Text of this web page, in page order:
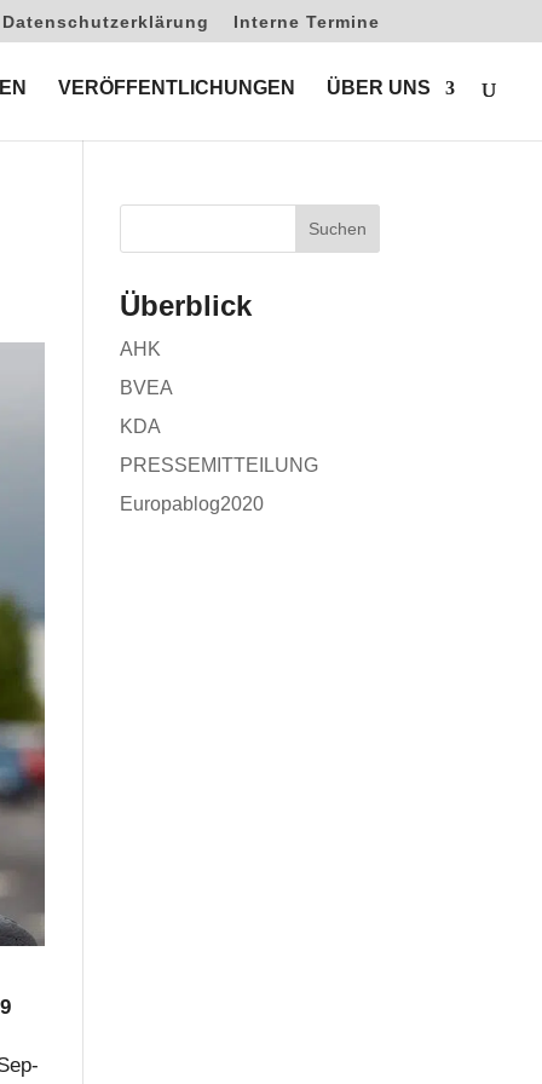
Datenschutzerklärung Interne Termine
VERÖFFENTLICHUNGEN ÜBER UNS
Überblick
AHK
BVEA
KDA
PRESSEMITTEILUNG
Europablog2020